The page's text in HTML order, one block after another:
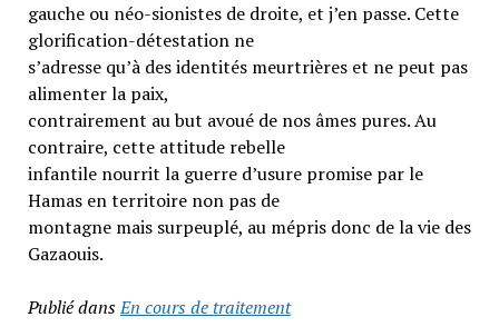
gauche ou néo-sionistes de droite, et j’en passe. Cette
glorification-détestation ne
s’adresse qu’à des identités meurtrières et ne peut pas
alimenter la paix,
contrairement au but avoué de nos âmes pures. Au
contraire, cette attitude rebelle
infantile nourrit la guerre d’usure promise par le
Hamas en territoire non pas de
montagne mais surpeuplé, au mépris donc de la vie des
Gazaouis.
Publié dansEn cours de traitement